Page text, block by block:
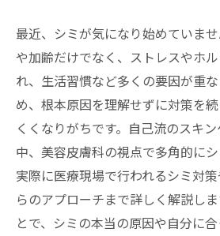
最近、シミが気になり始めていま
や加齢だけでなく、ストレスやホ
れ、生活習慣など多くの要因が重
め、根本原因を理解せずに対策を
くくなりがちです。自己流のスキ
中、美容皮膚科の視点で多角的にシ
実際に医療現場で行われるシミ対
らのアプローチまで詳しく解説し
とで、シミの本当の原因や自分に